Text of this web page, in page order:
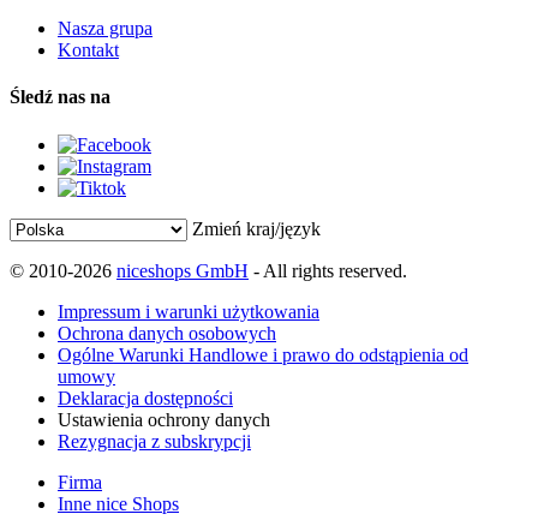
Nasza grupa
Kontakt
Śledź nas na
Zmień kraj/język
© 2010-2026 niceshops GmbH - All rights reserved.
Impressum i warunki użytkowania
Ochrona danych osobowych
Ogólne Warunki Handlowe i prawo do odstąpienia od
umowy
Deklaracja dostępności
Ustawienia ochrony danych
Rezygnacja z subskrypcji
Firma
Inne nice Shops